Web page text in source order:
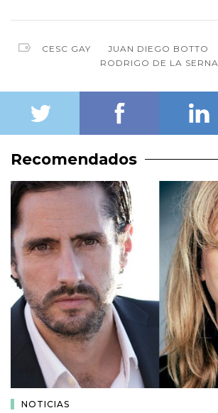
CESC GAY JUAN DIEGO BOTTO
RODRIGO DE LA SERNA
Recomendados
NOTICIAS